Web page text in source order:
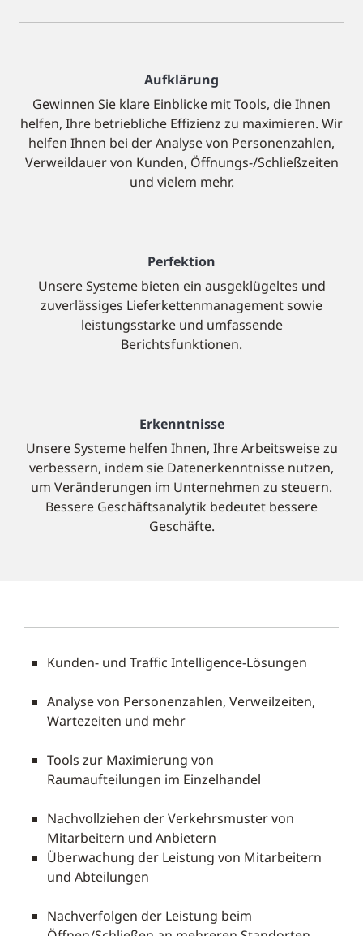
Aufklärung
Gewinnen Sie klare Einblicke mit Tools, die Ihnen
helfen, Ihre betriebliche Effizienz zu maximieren. Wir
helfen Ihnen bei der Analyse von Personenzahlen,
Verweildauer von Kunden, Öffnungs-/Schließzeiten
und vielem mehr.
Perfektion
Unsere Systeme bieten ein ausgeklügeltes und
zuverlässiges Lieferkettenmanagement sowie
leistungsstarke und umfassende
Berichtsfunktionen.
Erkenntnisse
Unsere Systeme helfen Ihnen, Ihre Arbeitsweise zu
verbessern, indem sie Datenerkenntnisse nutzen,
um Veränderungen im Unternehmen zu steuern.
Bessere Geschäftsanalytik bedeutet bessere
Geschäfte.
Kunden- und Traffic Intelligence-Lösungen
Analyse von Personenzahlen, Verweilzeiten,
Wartezeiten und mehr
Tools zur Maximierung von
Raumaufteilungen im Einzelhandel
Nachvollziehen der Verkehrsmuster von
Mitarbeitern und Anbietern
Überwachung der Leistung von Mitarbeitern
und Abteilungen
Nachverfolgen der Leistung beim